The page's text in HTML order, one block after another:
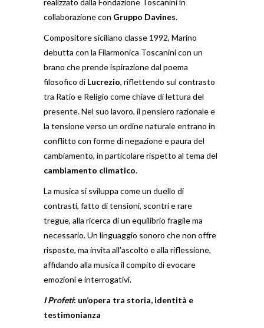
realizzato dalla Fondazione Toscanini in
collaborazione con Gruppo Davines.
Compositore siciliano classe 1992, Marino
debutta con la Filarmonica Toscanini con un
brano che prende ispirazione dal poema
filosofico di Lucrezio, riflettendo sul contrasto
tra Ratio e Religio come chiave di lettura del
presente. Nel suo lavoro, il pensiero razionale e
la tensione verso un ordine naturale entrano in
conflitto con forme di negazione e paura del
cambiamento, in particolare rispetto al tema del
cambiamento climatico.
La musica si sviluppa come un duello di
contrasti, fatto di tensioni, scontri e rare
tregue, alla ricerca di un equilibrio fragile ma
necessario. Un linguaggio sonoro che non offre
risposte, ma invita all’ascolto e alla riflessione,
affidando alla musica il compito di evocare
emozioni e interrogativi.
I Profeti: un’opera tra storia, identità e
testimonianza